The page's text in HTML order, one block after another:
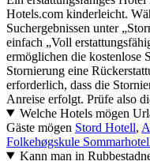
Hotels.com kinderleicht.
Suchergebnissen unter
einfach „Voll
ermöglichen die kostenlose
Stornierung eine
erforderlich, dass die
Anreise erfolgt. Prüfe also
Welche Hotels mögen
Gäste mögen Stord Hotell,
Folkehøgskule
Kann man in